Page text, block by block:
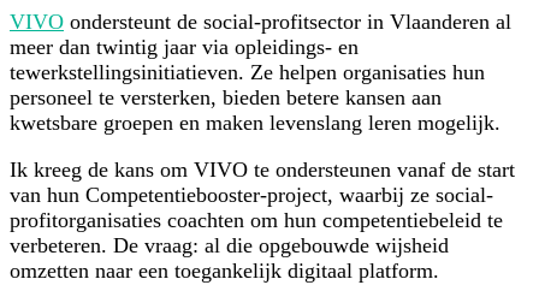
VIVO ondersteunt de social-profitsector in Vlaanderen al
meer dan twintig jaar via opleidings- en
tewerkstellingsinitiatieven. Ze helpen organisaties hun
personeel te versterken, bieden betere kansen aan
kwetsbare groepen en maken levenslang leren mogelijk.
Ik kreeg de kans om VIVO te ondersteunen vanaf de start
van hun Competentiebooster-project, waarbij ze social-
profitorganisaties coachten om hun competentiebeleid te
verbeteren. De vraag: al die opgebouwde wijsheid
omzetten naar een toegankelijk digitaal platform.